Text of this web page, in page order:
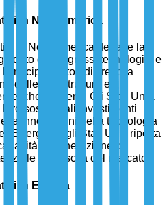
in Nord America
in Nord America detiene la
da progressi tecnologici e
principali fattori di crescita
delle infrastrutture e
efficienti. Gli Stati Uniti,
loro sostanziali investimenti
innovazioni nella tecnologia
degli Stati Uniti riporta
di generazione di
di crescita del mercato.
in Europa